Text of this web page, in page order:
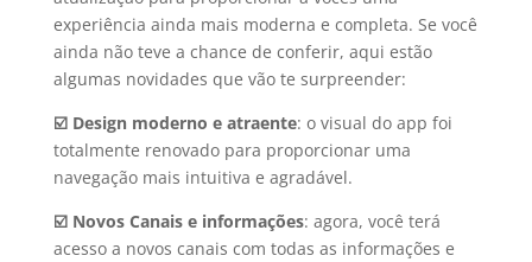
experiência ainda mais moderna e completa. Se você
ainda não teve a chance de conferir, aqui estão
algumas novidades que vão te surpreender:
☑️ Design moderno e atraente: o visual do app foi
totalmente renovado para proporcionar uma
navegação mais intuitiva e agradável.
☑️ Novos Canais e informações: agora, você terá
acesso a novos canais com todas as informações e